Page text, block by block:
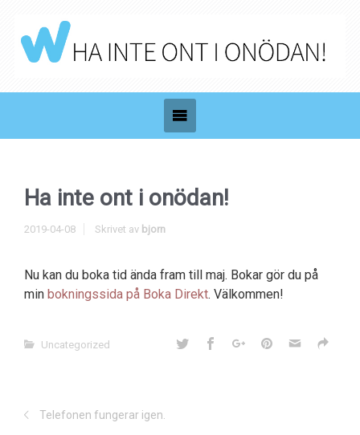
Ha inte ont i onödan!
2019-04-08 Skrivet av bjorn
Nu kan du boka tid ända fram till maj. Bokar gör du på
min bokningssida på Boka Direkt. Välkommen!
Uncategorized
Telefonen fungerar igen.